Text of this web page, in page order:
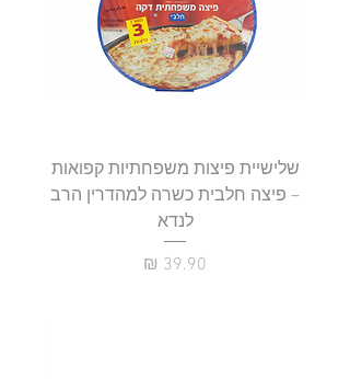
שלישיית פיצות משפחתיות קפואות
– פיצה חלבית כשרה למהדרין הרב
לנדא
מחיר